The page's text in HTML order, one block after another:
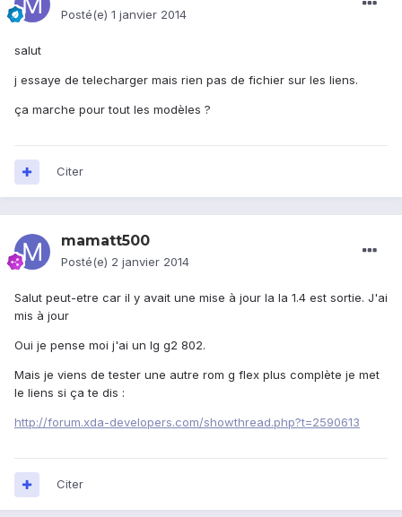
Posté(e) 1 janvier 2014
salut
j essaye de telecharger mais rien pas de fichier sur les liens.
ça marche pour tout les modèles ?
Citer
mamatt500
Posté(e) 2 janvier 2014
Salut peut-etre car il y avait une mise à jour la la 1.4 est sortie. J'ai
mis à jour
Oui je pense moi j'ai un lg g2 802.
Mais je viens de tester une autre rom g flex plus complète je met
le liens si ça te dis :
http://forum.xda-developers.com/showthread.php?t=2590613
Citer